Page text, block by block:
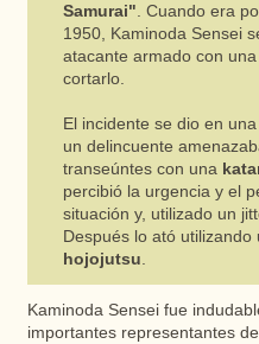
Samurai". Cuando era
1950, Kaminoda Sensei
atacante armado con
cortarlo.
El incidente se dio en
un delincuente
transeúntes con una
percibió la urgencia y el
situación y, utilizado un
Después lo ató utilizando
hojojutsu.
Kaminoda Sensei fue
importantes representantes